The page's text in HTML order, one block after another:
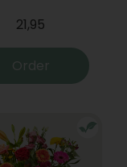
21,95
Order